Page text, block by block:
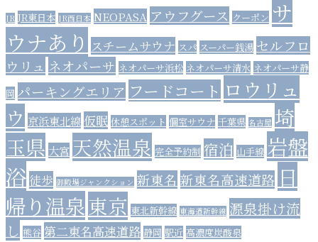
JR JR東日本 JR西日本 NEOPASA アウフグース クーポン サ
ウナあり スチームサウナ スパ スーパー銭湯 セルフロ
ウリュ ネオパーサ ネオパーサ浜松 ネオパーサ清水 ネオパーサ静
岡 パーキングエリア フードコート ロウリュ
ウ 京浜東北線 仮眠 休憩スポット 個室サウナ 千葉県 名古屋 埼
玉県 大宮 天然温泉 完全予約制 宿泊 山手線 岩盤
浴 徒歩 御殿場ジャンクション 新東名 新東名高速道路 日
帰り温泉東京 東北新幹線 東海道新幹線 源泉掛け流
し 熊谷 第二東名高速道路 静岡 駅近 高濃度炭酸泉